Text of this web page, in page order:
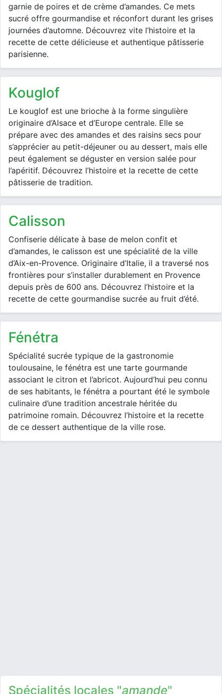
garnie de poires et de crème d’amandes. Ce mets
sucré offre gourmandise et réconfort durant les grises
journées d’automne. Découvrez vite l’histoire et la
recette de cette délicieuse et authentique pâtisserie
parisienne.
kouglof
Le kouglof est une brioche à la forme singulière
originaire d’Alsace et d’Europe centrale. Elle se
prépare avec des amandes et des raisins secs pour
s’apprécier au petit-déjeuner ou au dessert, mais elle
peut également se déguster en version salée pour
l’apéritif. Découvrez l’histoire et la recette de cette
pâtisserie de tradition.
calisson
Confiserie délicate à base de melon confit et
d’amandes, le calisson est une spécialité de la ville
d’Aix-en-Provence. Originaire d’Italie, il a traversé nos
frontières pour s’installer durablement en Provence
depuis près de 600 ans. Découvrez l’histoire et la
recette de cette gourmandise sucrée au fruit d’été.
fénétra
Spécialité sucrée typique de la gastronomie
toulousaine, le fénétra est une tarte gourmande
associant le citron et l’abricot. Aujourd’hui peu connu
de ses habitants, le fénétra a pourtant été le symbole
culinaire d’une tradition ancestrale héritée du
patrimoine romain. Découvrez l’histoire et la recette
de ce dessert authentique de la ville rose.
Spécialités locales "amande"